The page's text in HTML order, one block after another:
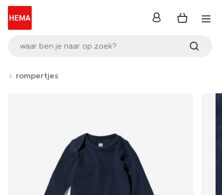
waar ben je naar op zoek?
inloggen
rompertjes